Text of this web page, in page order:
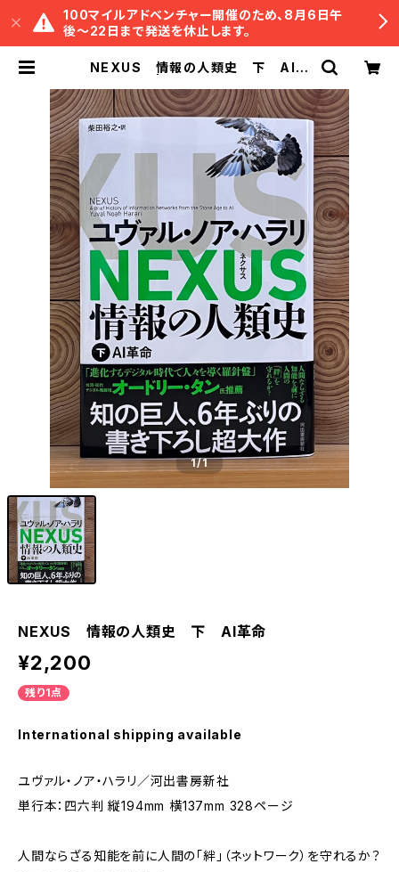
100マイルアドベンチャー開催のため、8月6日午
後〜22日まで発送を休止します。
NEXUS 情報の人類史 下 AI革
1/1
NEXUS 情報の人類史 下 AI革命
¥2,200
残り1点
International shipping available
ユヴァル・ノア・ハラリ／河出書房新社
単行本：四六判 縦194mm 横137mm 328ページ
人間ならざる知能を前に人間の「絆」（ネットワーク）を守れるか？